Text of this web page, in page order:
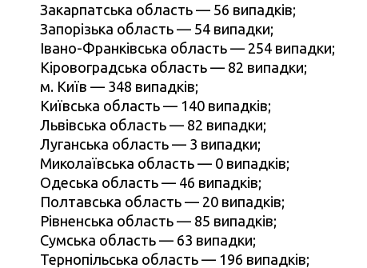
Закарпатська область — 56 випадків;
Запорізька область — 54 випадки;
Івано-Франківська область — 254 випадки;
Кіровоградська область — 82 випадки;
м. Київ — 348 випадків;
Київська область — 140 випадків;
Львівська область — 82 випадки;
Луганська область — 3 випадки;
Миколаївська область — 0 випадків;
Одеська область — 46 випадків;
Полтавська область — 20 випадків;
Рівненська область — 85 випадків;
Сумська область — 63 випадки;
Тернопільська область — 196 випадків;